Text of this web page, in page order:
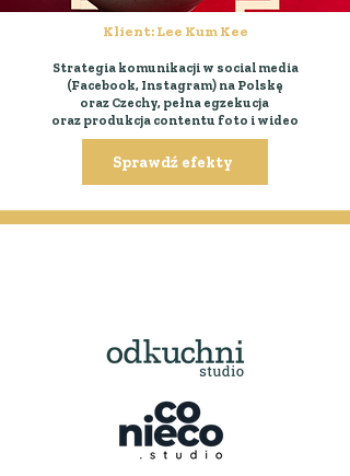
Klient: Lee Kum Kee
Strategia komunikacji w social media
(Facebook, Instagram) na Polskę
oraz Czechy, pełna egzekucja
oraz produkcja contentu foto i wideo
Sprawdź efekty